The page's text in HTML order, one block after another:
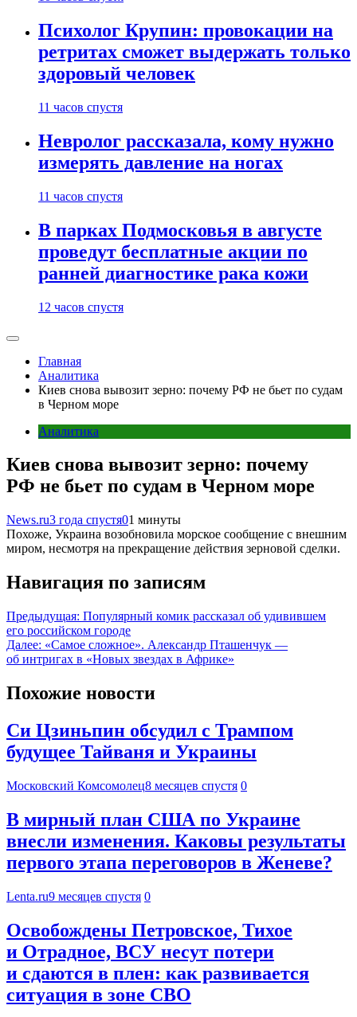
Психолог Крупин: провокации на
ретритах сможет выдержать только
здоровый человек
11 часов спустя
Невролог рассказала, кому нужно
измерять давление на ногах
11 часов спустя
В парках Подмосковья в августе
проведут бесплатные акции по
ранней диагностике рака кожи
12 часов спустя
Главная
Аналитика
Киев снова вывозит зерно: почему РФ не бьет по судам
в Черном море
Аналитика
Киев снова вывозит зерно: почему
РФ не бьет по судам в Черном море
News.ru3 года спустя01 минуты
Похоже, Украина возобновила морское сообщение с внешним
миром, несмотря на прекращение действия зерновой сделки.
Навигация по записям
Предыдущая: Популярный комик рассказал об удивившем
его российском городе
Далее: «Самое сложное». Александр Пташенчук —
об интригах в «Новых звездах в Африке»
Похожие новости
Си Цзиньпин обсудил с Трампом
будущее Тайваня и Украины
Московский Комсомолец8 месяцев спустя 0
В мирный план США по Украине
внесли изменения. Каковы результаты
первого этапа переговоров в Женеве?
Lenta.ru9 месяцев спустя 0
Освобождены Петровское, Тихое
и Отрадное, ВСУ несут потери
и сдаются в плен: как развивается
ситуация в зоне СВО